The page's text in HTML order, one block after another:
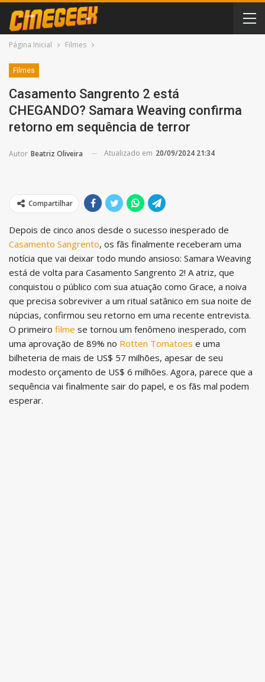
Página Inicial Filmes
Filmes
Casamento Sangrento 2 está
CHEGANDO? Samara Weaving confirma
retorno em sequência de terror
Autor Beatriz Oliveira Atualizado em 20/09/2024 21:34
Compartilhar
Depois de cinco anos desde o sucesso inesperado de
Casamento Sangrento, os fãs finalmente receberam uma
notícia que vai deixar todo mundo ansioso: Samara Weaving
está de volta para Casamento Sangrento 2! A atriz, que
conquistou o público com sua atuação como Grace, a noiva
que precisa sobreviver a um ritual satânico em sua noite de
núpcias, confirmou seu retorno em uma recente entrevista.
O primeiro filme se tornou um fenômeno inesperado, com
uma aprovação de 89% no Rotten Tomatoes e uma
bilheteria de mais de US$ 57 milhões, apesar de seu
modesto orçamento de US$ 6 milhões. Agora, parece que a
sequência vai finalmente sair do papel, e os fãs mal podem
esperar.